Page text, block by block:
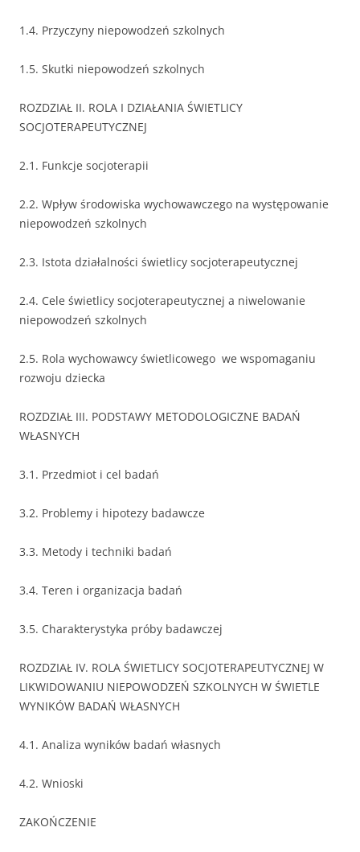
1.4. Przyczyny niepowodzeń szkolnych
1.5. Skutki niepowodzeń szkolnych
ROZDZIAŁ II. ROLA I DZIAŁANIA ŚWIETLICY
SOCJOTERAPEUTYCZNEJ
2.1. Funkcje socjoterapii
2.2. Wpływ środowiska wychowawczego na występowanie
niepowodzeń szkolnych
2.3. Istota działalności świetlicy socjoterapeutycznej
2.4. Cele świetlicy socjoterapeutycznej a niwelowanie
niepowodzeń szkolnych
2.5. Rola wychowawcy świetlicowego we wspomaganiu
rozwoju dziecka
ROZDZIAŁ III. PODSTAWY METODOLOGICZNE BADAŃ
WŁASNYCH
3.1. Przedmiot i cel badań
3.2. Problemy i hipotezy badawcze
3.3. Metody i techniki badań
3.4. Teren i organizacja badań
3.5. Charakterystyka próby badawczej
ROZDZIAŁ IV. ROLA ŚWIETLICY SOCJOTERAPEUTYCZNEJ W
LIKWIDOWANIU NIEPOWODZEŃ SZKOLNYCH W ŚWIETLE
WYNIKÓW BADAŃ WŁASNYCH
4.1. Analiza wyników badań własnych
4.2. Wnioski
ZAKOŃCZENIE